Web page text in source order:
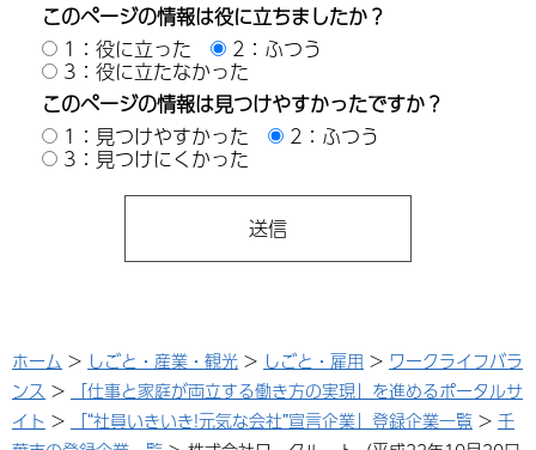
このページの情報は役に立ちましたか？
1：役に立った
2：ふつう
3：役に立たなかった
このページの情報は見つけやすかったですか？
1：見つけやすかった
2：ふつう
3：見つけにくかった
ホーム > しごと・産業・観光 > しごと・雇用 > ワークライフバラ
ンス >
「仕事と家庭が両立する働き方の実現」を進めるポータルサ
イト > 「“社員いきいき!元気な会社”宣言企業」登録企業一覧 > 千